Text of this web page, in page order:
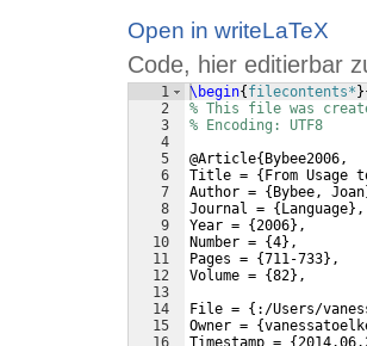
Open in writeLaTeX
Code, hier editierbar
1
2
3
4
5
6
7
8
9
10
11
12
13
14
15
\begin{ filecontents* }
% This file was
% Encoding: UTF8
@Article{ Bybee2006,
Title = { From Usage
Author = { Bybee, Joan
Journal = { Language} ,
Year = {2006} ,
Number = {4} ,
Pages = {711-733} ,
Volume = {82} ,
File = { :/Users/
Owner = {